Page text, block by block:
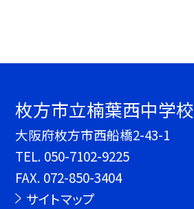
枚方市立楠葉西中学校
大阪府枚方市西船橋2-43-1
TEL. 050-7102-9225
FAX. 072-850-3404
サイトマップ